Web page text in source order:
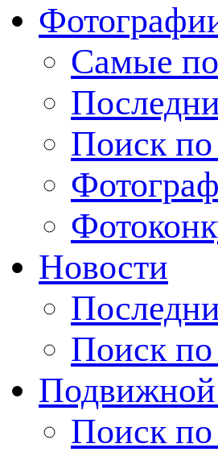
Cамые
Поиск
Новости
Поиск
Подвижной
Поиск